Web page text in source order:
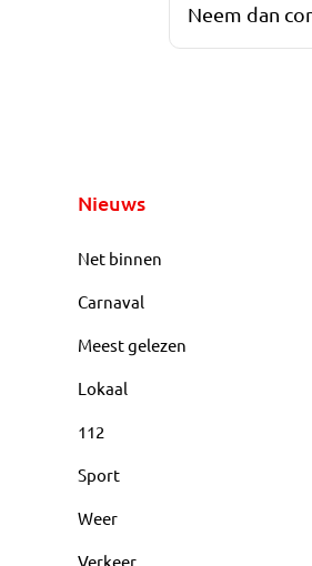
Neem dan
Nieuws
Net binnen
Carnaval
Meest gelezen
Lokaal
112
Sport
Weer
Verkeer